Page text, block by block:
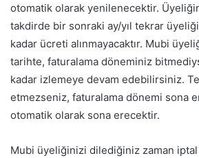
otomatik olarak yenilenecektir.
takdirde bir sonraki ay/yıl tekrar
kadar ücreti alınmayacaktır. Mubi
tarihte, faturalama döneminiz
kadar izlemeye devam edebilirsiniz.
etmezseniz, faturalama dönemi sona
otomatik olarak sona erecektir.
Mubi üyeliğinizi dilediğiniz zaman